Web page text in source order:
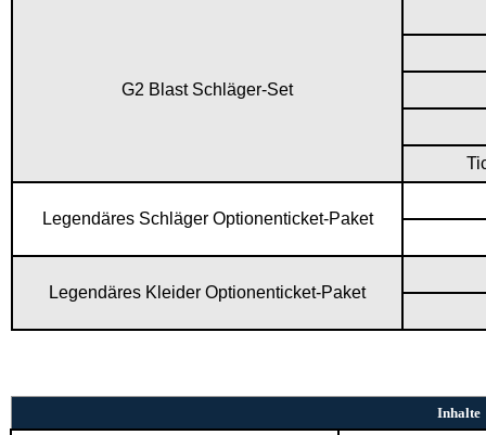
G2 Blast Schläger-Set
Legendäres Schläger Optionenticket-Paket
Legendäres Kleider Optionenticket-Paket
Inhalte